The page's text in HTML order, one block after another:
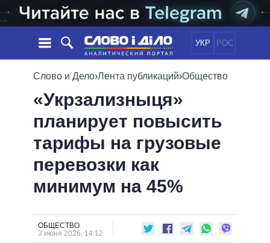
УКР РОС
НОВОСТИ
ЛЕНТА
СОБЫТИЯ
СТАТЬИ
МНЕНИЯ
ОБЗОРЫ
ДАЙДЖЕСТЫ
ПОЛИТИКА
ЭКОНОМИКА
ОБЩЕСТВО
МИР
ОБЕЩАНИЯ
ПОЛИТИКИ
ВСЕ ПОЛИТИКИ
ПРЕЗИДЕНТ И ОФИС
ВЕРХОВНАЯ РАДА
ГЛАВЫ ОБЛАДМИНИСТРАЦИЙ
ИНФОГРАФИКА
ВИДЕО
СРАВНЕНИЕ ПОЛИТИКОВ
Слово и Дело›Лента публикаций›Общество
«Укрзализныця»
планирует повысить
тарифы на грузовые
перевозки как
минимум на 45%
ОБЩЕСТВО
3 июня 2026, 14:12